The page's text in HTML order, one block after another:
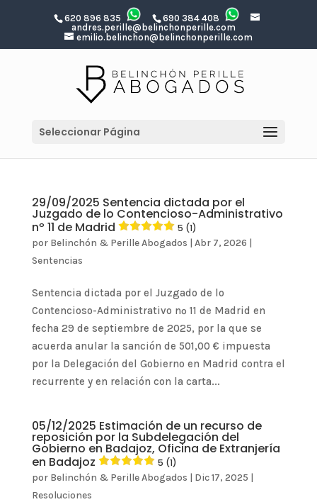
620 896 835
690 384 408
andres.perille@belinchonperille.com
emilio.belinchon@belinchonperille.com
Seleccionar Página
29/09/2025 Sentencia dictada por el
Juzgado de lo Contencioso-Administrativo
nº 11 de Madrid
5 (1)
por Belinchón & Perille Abogados | Abr 7, 2026 |
Sentencias
Sentencia dictada por el Juzgado de lo
Contencioso-Administrativo nº 11 de Madrid en
fecha 29 de septiembre de 2025, por la que se
acuerda anular la sanción de 501,00 € impuesta
por la Delegación del Gobierno en Madrid contra el
recurrente y en relación con la carta...
05/12/2025 Estimación de un recurso de
reposición por la Subdelegación del
Gobierno en Badajoz, Oficina de Extranjería
en Badajoz
5 (1)
por Belinchón & Perille Abogados | Dic 17, 2025 |
Resoluciones